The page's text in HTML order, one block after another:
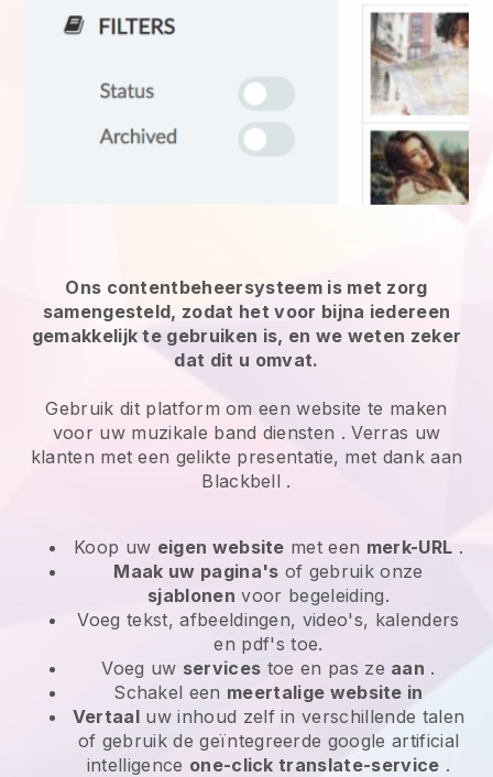
Ons contentbeheersysteem is met zorg
samengesteld, zodat het voor bijna iedereen
gemakkelijk te gebruiken is, en we weten zeker
dat dit u omvat.
Gebruik dit platform om een website te maken
voor uw muzikale band diensten . Verras uw
klanten met een gelikte presentatie, met dank aan
Blackbell .
Koop uw eigen website met een merk-URL .
Maak uw pagina's of gebruik onze
sjablonen voor begeleiding.
Voeg tekst, afbeeldingen, video's, kalenders
en pdf's toe.
Voeg uw services toe en pas ze aan .
Schakel een meertalige website in
Vertaal uw inhoud zelf in verschillende talen
of gebruik de geïntegreerde google artificial
intelligence one-click translate-service .